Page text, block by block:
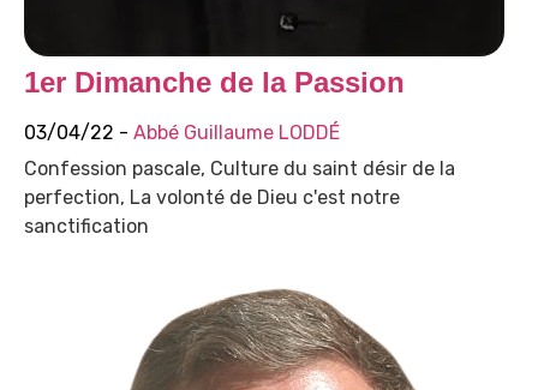
1er Dimanche de la Passion
03/04/22 - Abbé Guillaume LODDÉ
Confession pascale, Culture du saint désir de la
perfection, La volonté de Dieu c'est notre
sanctification